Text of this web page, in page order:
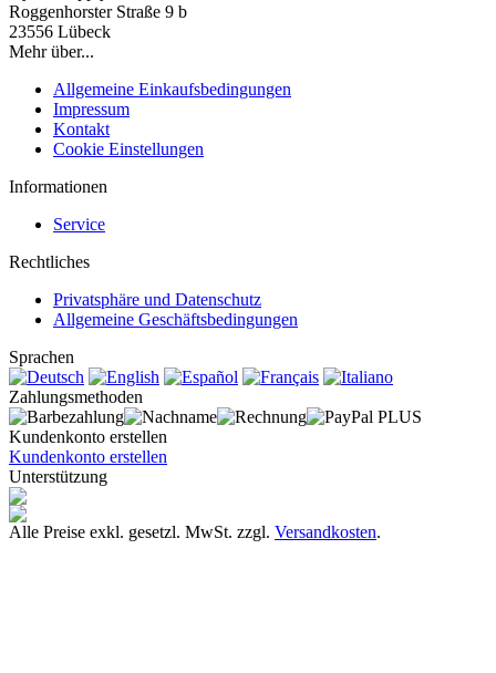
Roggenhorster Straße 9 b
23556 Lübeck
Mehr über...
Allgemeine Einkaufsbedingungen
Impressum
Kontakt
Cookie Einstellungen
Informationen
Service
Rechtliches
Privatsphäre und Datenschutz
Allgemeine Geschäftsbedingungen
Sprachen
Zahlungsmethoden
Kundenkonto erstellen
Kundenkonto erstellen
Unterstützung
Alle Preise exkl. gesetzl. MwSt. zzgl. Versandkosten.